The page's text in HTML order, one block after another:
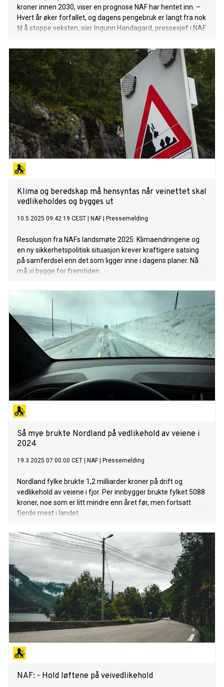
kroner innen 2030, viser en prognose NAF har hentet inn. –
Hvert år øker forfallet, og dagens pengebruk er langt fra nok
til å stoppe veksten, sier Ingunn Handagard, pressesjef i NAF.
Klima og beredskap må hensyntas når veinettet skal
vedlikeholdes og bygges ut
10.5.2025 09:42:19 CEST NAF| Pressemelding
Resolusjon fra NAFs landsmøte 2025: Klimaendringene og
en ny sikkerhetspolitisk situasjon krever kraftigere satsing
på samferdsel enn det som ligger inne i dagens planer. Nå
må vi bygge for fremtiden.
Så mye brukte Nordland på vedlikehold av veiene i
2024
19.3.2025 07:00:00 CET NAF| Pressemelding
Nordland fylke brukte 1,2 milliarder kroner på drift og
vedlikehold av veiene i fjor. Per innbygger brukte fylket 5088
kroner, noe som er litt mindre enn året før, men fortsatt
fjerde mest i landet.
NAF: - Hold løftene på veivedlikehold